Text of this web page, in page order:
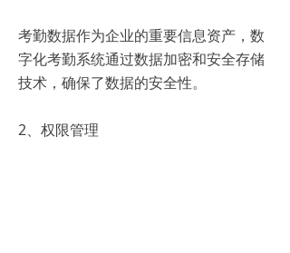
考勤数据作为企业的重要信息资产，数
字化考勤系统通过数据加密和安全存储
技术，确保了数据的安全性。
2、权限管理